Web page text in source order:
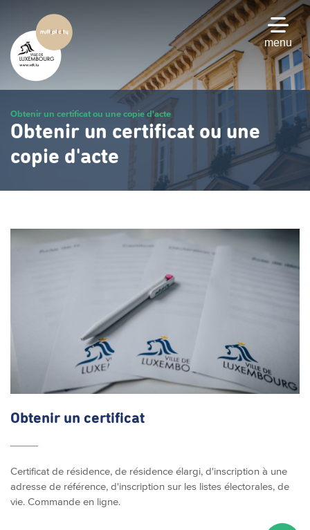
contenu
principal
menu
Obtenir un certificat ou une copie d'acte
Obtenir un certificat ou une
copie d'acte
Obtenir un certificat
Certificat de résidence, de résidence élargi, d'inscription à une
adresse de référence, d'inscription sur les listes électorales, de
vie. Commande en ligne.